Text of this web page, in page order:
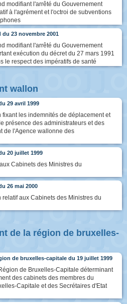
modifiant l'arrêté du Gouvernement
à l'agrément et l'octroi de subventions
23 novembre 2001
modifiant l'arrêté du Gouvernement
exécution du décret du 27 mars 1991
le respect des impératifs de santé
wallon
29 avril 1999
les indemnités de déplacement et
présence des administrateurs et des
de l'Agence wallonne des
20 juillet 1999
Cabinets des Ministres du
26 mai 2000
aux Cabinets des Ministres du
de la région de bruxelles-
de bruxelles-capitale du 19 juillet 1999
de Bruxelles-Capitale déterminant
des cabinets des membres du
Capitale et des Secrétaires d'Etat